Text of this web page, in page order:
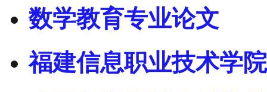
数学教育专业论文
福建信息职业技术学院